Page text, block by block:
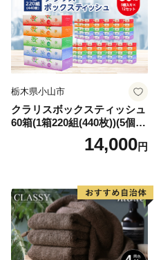
栃木県小山市
クラリスボックスティッシュ
60箱(1箱220組(440枚))(5個入
り×12セット)【1256759】
14,000円